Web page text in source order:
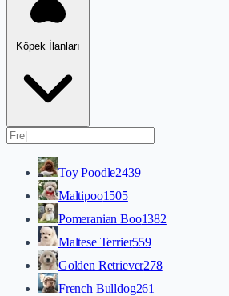
Köpek İlanları
Toy Poodle2439
Maltipoo1505
Pomeranian Boo1382
Maltese Terrier559
Golden Retriever278
French Bulldog261